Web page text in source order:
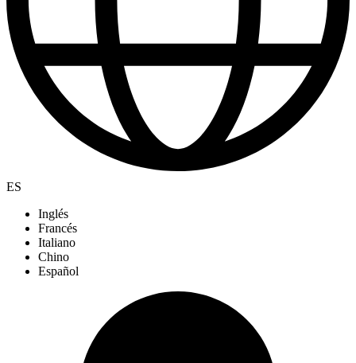
ES
Inglés
Francés
Italiano
Chino
Español